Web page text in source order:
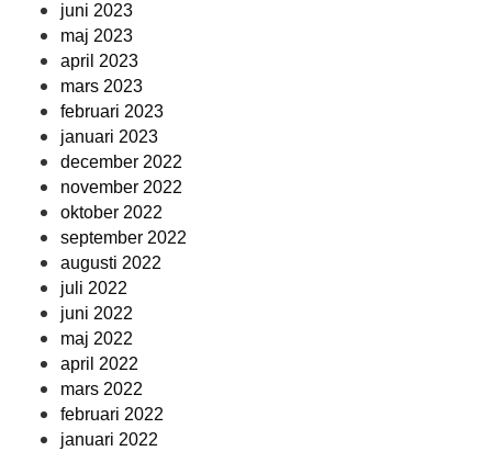
juni 2023
maj 2023
april 2023
mars 2023
februari 2023
januari 2023
december 2022
november 2022
oktober 2022
september 2022
augusti 2022
juli 2022
juni 2022
maj 2022
april 2022
mars 2022
februari 2022
januari 2022